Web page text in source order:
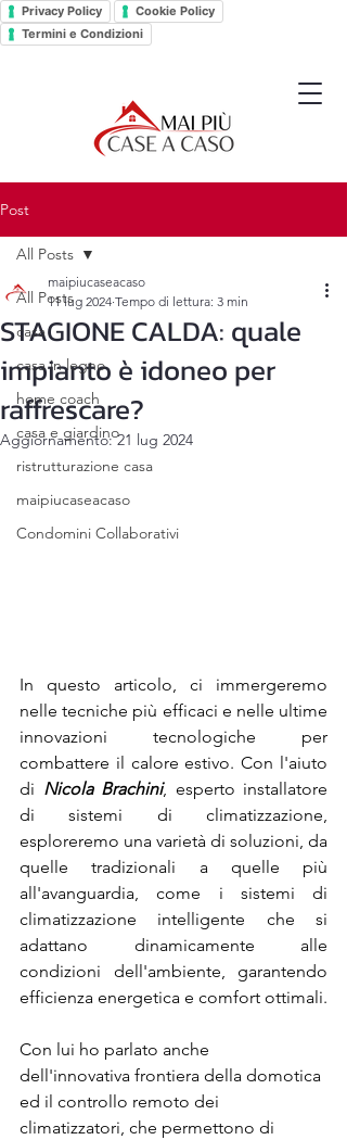
Privacy Policy
Cookie Policy
Termini e Condizioni
Post
All Posts
casa
casa in legno
home coach
casa e giardino
ristrutturazione casa
maipiucaseacaso
Condomini Collaborativi
All Posts
STAGIONE CALDA: quale
impianto è idoneo per
raffrescare?
maipiucaseacaso
11 lug 2024 Tempo di lettura: 3 min
Aggiornamento:21 lug 2024
In questo articolo, ci immergeremo
nelle tecniche più efficaci e nelle ultime
innovazioni tecnologiche per
combattere il calore estivo. Con l'aiuto
di Nicola Brachini, esperto installatore
di sistemi di climatizzazione,
esploreremo una varietà di soluzioni, da
quelle tradizionali a quelle più
all'avanguardia, come i sistemi di
climatizzazione intelligente che si
adattano dinamicamente alle
condizioni dell'ambiente, garantendo
efficienza energetica e comfort ottimali.
Con lui ho parlato anche
dell'innovativa frontiera della domotica
ed il controllo remoto dei
climatizzatori, che permettono di